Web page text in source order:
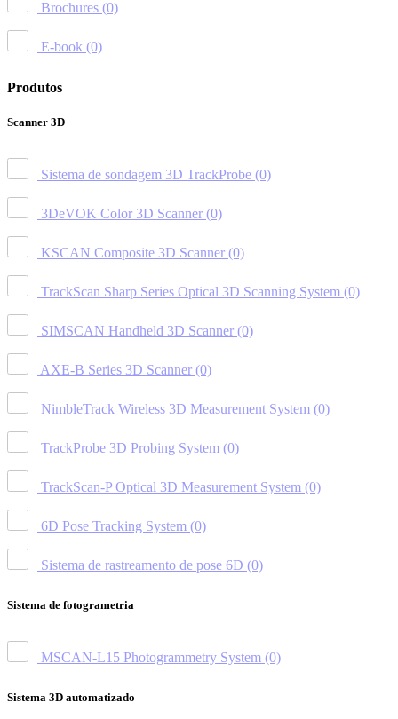
Brochures (0)
E-book (0)
Produtos
Scanner 3D
Sistema de sondagem 3D TrackProbe (0)
3DeVOK Color 3D Scanner (0)
KSCAN Composite 3D Scanner (0)
TrackScan Sharp Series Optical 3D Scanning System (0)
SIMSCAN Handheld 3D Scanner (0)
AXE-B Series 3D Scanner (0)
NimbleTrack Wireless 3D Measurement System (0)
TrackProbe 3D Probing System (0)
TrackScan-P Optical 3D Measurement System (0)
6D Pose Tracking System (0)
Sistema de rastreamento de pose 6D (0)
Sistema de fotogrametria
MSCAN-L15 Photogrammetry System (0)
Sistema 3D automatizado